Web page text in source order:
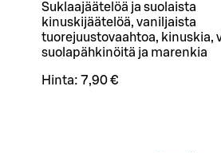
Suklaajäätelöä ja suolaista
kinuskijäätelöä, vaniljaista
tuorejuustovaahtoa, kinuskia,
suolapähkinöitä ja marenkia
Hinta: 7,90 €